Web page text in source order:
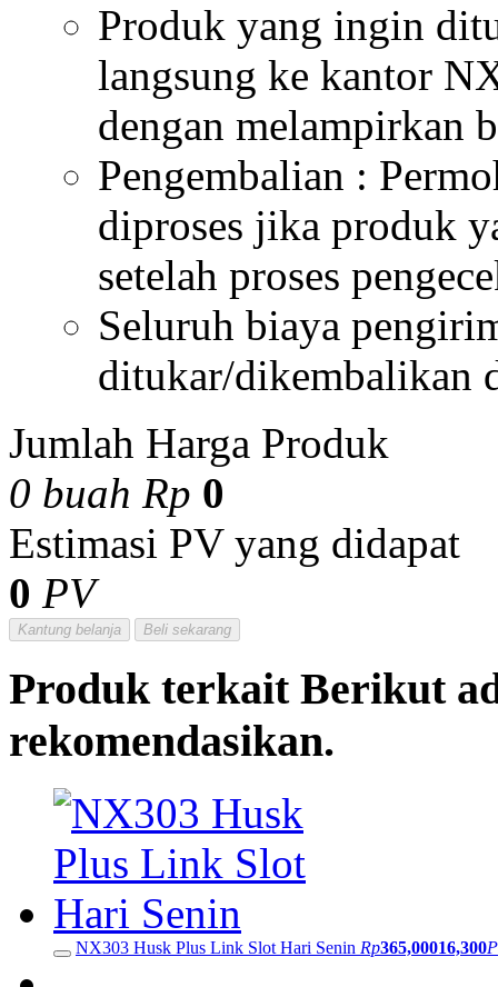
Produk yang ingin
langsung ke kantor
dengan melampirkan
Pengembalian :
diproses jika produk
setelah proses
Seluruh biaya
ditukar/dikembalikan
Jumlah Harga Produk
0 buah Rp 0
Estimasi PV yang didapat
0 PV
Kantung belanja Beli sekarang
Produk terkait Berikut
rekomendasikan.
NX303 Husk Plus Link Slot Hari Senin Rp365,00016,300